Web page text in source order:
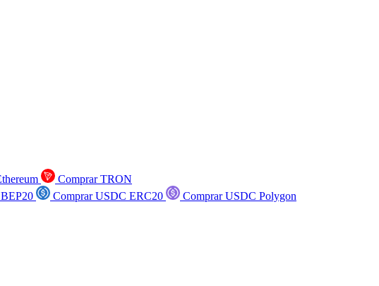
Comprar TRON
Comprar USDC ERC20
Comprar USDC Polygon